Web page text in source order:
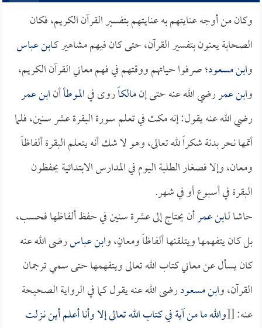
وكان من أوجه عنايتهم به عنايتهم بتفسير القرآن الكريم، فكان
الصحابة يعنون بتفسير القرآن، حتى كان فيهم مشاهير كـابن عباس
وابن مسعود؛ صرفوا حياتهم ووقتهم في فهم معاني القرآن الكريم،
وابن عمررضي الله عنه حتى إنمالكاًروى فيالموطأأنابن عمر
رضي الله عنه يقول: إنه مكث في تعلم سورة البقرة عشر سنين، فلما
أتمها نحر بدنة شكراً لله تعالى، وهو لا شك أنه يتعلم البقرة ألفاظاً
ومعان، وإلا فصغار الطلبة اليوم في المدارس الابتدائية يحفظون
البقرة في أسبوع أو في شهر.
حاشا لـابن عمرأن يحتاج إلى عشرة سنين في حفظ ألفاظها فحسب،
بل كان يتفهمها ويتلقنها ألفاظاً ومعانٍ، وابن عباسرضى الله عنه
كان يسأل عن معاني كتاب الله تعالى ويتفهمها حتى سمي ترجمان
القرآن، وابن مسعودرضى الله عنه يقول كما في الرواية الصحيحة
عنه: [[والله ما من آية في كتاب الله تعالى إلا وأنا أعلم أين نـزلت